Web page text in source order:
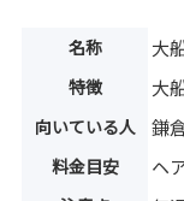
名称 大
特徴 大
向いている人 鎌
料金目安 ヘ